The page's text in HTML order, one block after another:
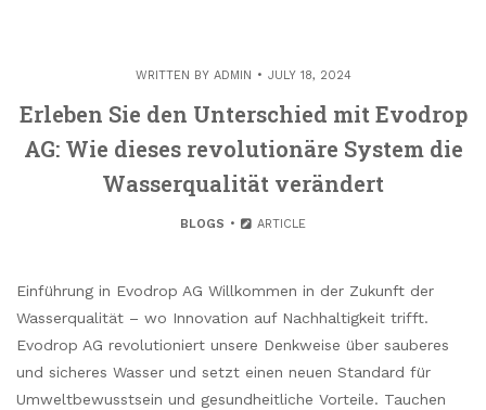
WRITTEN BY ADMIN JULY 18, 2024
Erleben Sie den Unterschied mit Evodrop
AG: Wie dieses revolutionäre System die
Wasserqualität verändert
BLOGS ARTICLE
Einführung in Evodrop AG Willkommen in der Zukunft der
Wasserqualität – wo Innovation auf Nachhaltigkeit trifft.
Evodrop AG revolutioniert unsere Denkweise über sauberes
und sicheres Wasser und setzt einen neuen Standard für
Umweltbewusstsein und gesundheitliche Vorteile. Tauchen